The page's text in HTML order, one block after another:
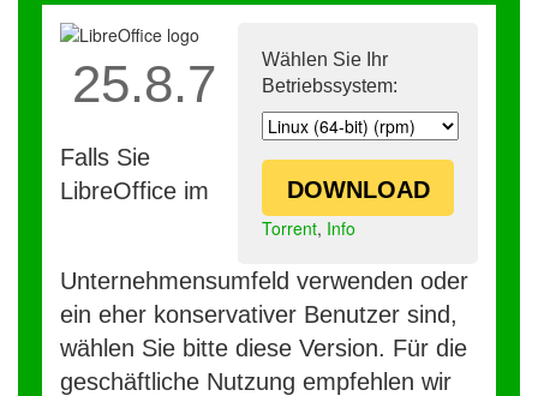
Wählen Sie Ihr
Betriebssystem:
DOWNLOAD
Torrent, Info
25.8.7
Falls Sie
LibreOffice im
Unternehmensumfeld verwenden oder
ein eher konservativer Benutzer sind,
wählen Sie bitte diese Version. Für die
geschäftliche Nutzung empfehlen wir